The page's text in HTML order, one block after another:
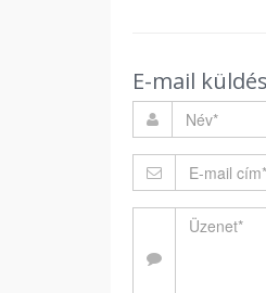
E-mail